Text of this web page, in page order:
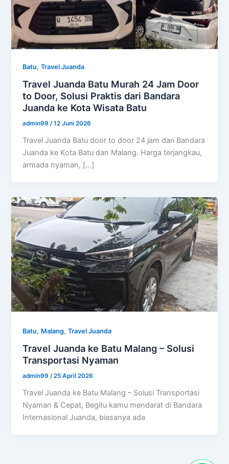
Batu,Travel Juanda
Travel Juanda Batu Murah 24 Jam Door
to Door, Solusi Praktis dari Bandara
Juanda ke Kota Wisata Batu
admin99/12 Juni 2026
Travel Juanda Batu door to door 24 jam dari Bandara
Juanda ke Kota Batu dan Malang. Harga terjangkau,
armada nyaman, […]
Batu, Malang,Travel Juanda
Travel Juanda ke Batu Malang – Solusi
Transportasi Nyaman
admin99/25 April 2026
Travel Juanda ke Batu Malang – Solusi Transportasi
Nyaman & Cepat, Begitu kamu mendarat di Bandara
Internasional Juanda, biasanya ada